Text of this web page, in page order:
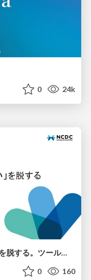
0 24k
「AIを入れたのに変わらない」を脱する。ツール導入から文化定着まで、1年間の実践知を公開
0 160